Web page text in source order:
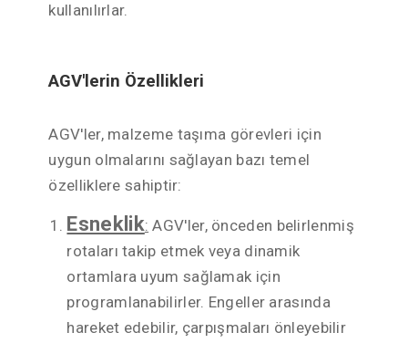
kullanılırlar.
AGV'lerin Özellikleri
AGV'ler, malzeme taşıma görevleri için
uygun olmalarını sağlayan bazı temel
özelliklere sahiptir:
Esneklik: AGV'ler, önceden belirlenmiş
rotaları takip etmek veya dinamik
ortamlara uyum sağlamak için
programlanabilirler. Engeller arasında
hareket edebilir, çarpışmaları önleyebilir